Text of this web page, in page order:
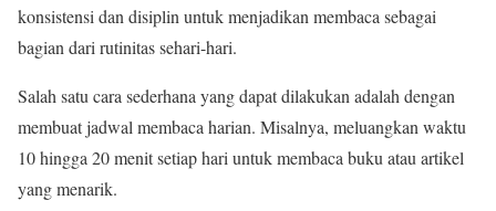
konsistensi dan disiplin untuk menjadikan membaca sebagai
bagian dari rutinitas sehari-hari.
Salah satu cara sederhana yang dapat dilakukan adalah dengan
membuat jadwal membaca harian. Misalnya, meluangkan waktu
10 hingga 20 menit setiap hari untuk membaca buku atau artikel
yang menarik.